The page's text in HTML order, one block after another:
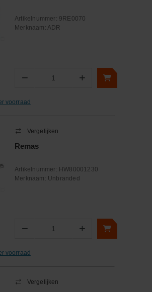
Artikelnummer: 9RE0070
Merknaam: ADR
− Aantal +
voorraad
Vergelijken
Remas
Artikelnummer: HW80001230
Merknaam: Unbranded
− Aantal +
voorraad
Vergelijken